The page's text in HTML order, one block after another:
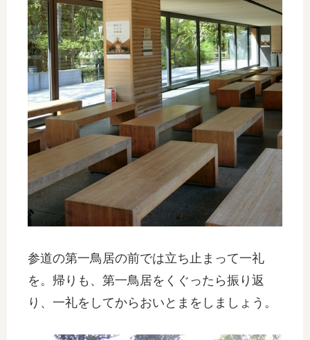
参道の第一鳥居の前では立ち止まって一礼
を。帰りも、第一鳥居をくぐったら振り返
り、一礼をしてからおいとまをしましょう。